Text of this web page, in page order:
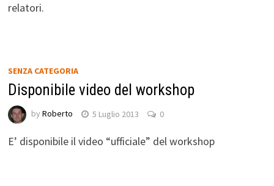
relatori.
SENZA CATEGORIA
Disponibile video del workshop
by Roberto 5 Luglio 2013 0
E’ disponibile il video “ufficiale” del workshop